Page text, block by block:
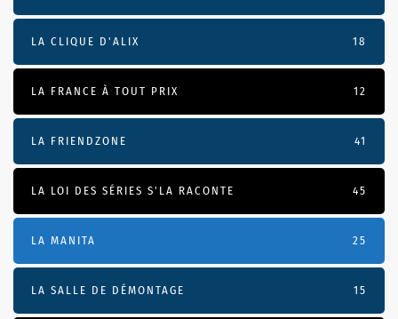
LA CLIQUE D'ALIX 18
LA FRANCE À TOUT PRIX 12
LA FRIENDZONE 41
LA LOI DES SÉRIES S'LA RACONTE 45
LA MANITA 25
LA SALLE DE DÉMONTAGE 15